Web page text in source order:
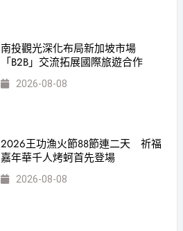
南投觀光深化布局新加坡市場
「B2B」交流拓展國際旅遊合作
2026-08-08
2026王功漁火節88節連二天 祈福
嘉年華千人烤蚵首先登場
2026-08-08